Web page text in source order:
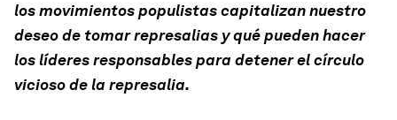
los movimientos populistas capitalizan nuestro
deseo de tomar represalias y qué pueden hacer
los líderes responsables para detener el círculo
vicioso de la represalia.